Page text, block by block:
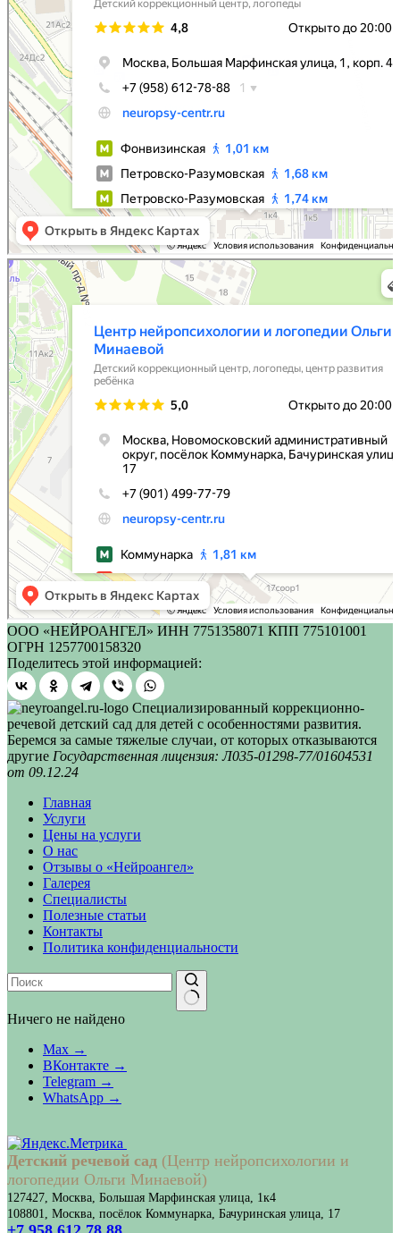
Центр нейропсихологии и логопедии Ольги Минаевой
Детский коррекционный центр в Москве
Логопеды в Москве
ООО «НЕЙРОАНГЕЛ» ИНН 7751358071 КПП 775101001
ОГРН 1257700158320
Поделитесь этой информацией:
Специализированный коррекционно-
речевой детский сад для детей с особенностями развития.
Беремся за самые тяжелые случаи, от которых отказываются
другие Государственная лицензия: Л035-01298-77/01604531
от 09.12.24
Главная
Услуги
Цены на услуги
О нас
Отзывы о «Нейроангел»
Галерея
Специалисты
Полезные статьи
Контакты
Политика конфиденциальности
Ничего не найдено
Max →
ВКонтакте →
Telegram →
WhatsApp →
Детский речевой сад (Центр нейропсихологии и
логопедии Ольги Минаевой)
127427, Москва, Большая Марфинская улица, 1к4
108801, Москва, посёлок Коммунарка, Бачуринская улица, 17